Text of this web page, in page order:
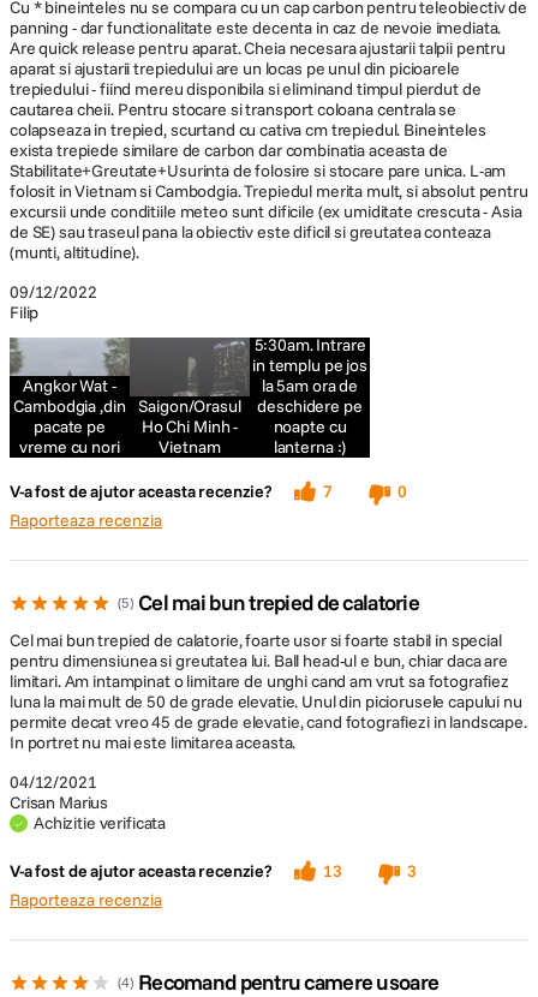
09/12/2022
Filip
Cu * bineinteles nu se compara cu un cap carbon pentru teleobiectiv de
panning - dar functionalitate este decenta in caz de nevoie imediata.
Are quick release pentru aparat. Cheia necesara ajustarii talpii pentru
aparat si ajustarii trepiedului are un locas pe unul din picioarele
trepiedului - fiind mereu disponibila si eliminand timpul pierdut de
cautarea cheii. Pentru stocare si transport coloana centrala se
colapseaza in trepied, scurtand cu cativa cm trepiedul. Bineinteles
exista trepiede similare de carbon dar combinatia aceasta de
Stabilitate+Greutate+Usurinta de folosire si stocare pare unica. L-am
folosit in Vietnam si Cambodgia. Trepiedul merita mult, si absolut pentru
excursii unde conditiile meteo sunt dificile (ex umiditate crescuta - Asia
de SE) sau traseul pana la obiectiv este dificil si greutatea conteaza
(munti, altitudine).
Angkor Wat -
Cambodgia ,din
pacate pe
vreme cu nori
Saigon/Orasul
Ho Chi Minh -
Vietnam
5:30am. Intrare
in templu pe jos
la 5am ora de
deschidere pe
noapte cu
lanterna :)
V-a fost de ajutor aceasta recenzie? 7
0
Raporteaza recenzia
5 Cel mai bun trepied de calatorie
04/12/2021
Crisan Marius
Achizitie verificata
Cel mai bun trepied de calatorie, foarte usor si foarte stabil in special
pentru dimensiunea si greutatea lui. Ball head-ul e bun, chiar daca are
limitari. Am intampinat o limitare de unghi cand am vrut sa fotografiez
luna la mai mult de 50 de grade elevatie. Unul din piciorusele capului nu
permite decat vreo 45 de grade elevatie, cand fotografiezi in landscape.
In portret nu mai este limitarea aceasta.
V-a fost de ajutor aceasta recenzie? 13
3
Raporteaza recenzia
4 Recomand pentru camere usoare